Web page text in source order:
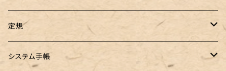
PARKER（パーカー）
Kaweco（カヴェコ）
Caran d'Ache（カランダッシュ）
Kaweco（カヴェコ）
ラウンドジップペンケース 10本挿し
LOONLOON（ルンルン）
ラダイト
ペンネジューク オリジナル（在庫品）
佐瀬工業所
リュリュ
Tono&Lims
インクガチャ
セーラー万年筆
富士瘤クラフト
こぶた工房
定規
Ystudio（ワイスタジオ）
システム手帳